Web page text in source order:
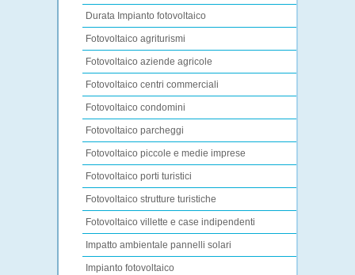
Durata Impianto fotovoltaico
Fotovoltaico agriturismi
Fotovoltaico aziende agricole
Fotovoltaico centri commerciali
Fotovoltaico condomini
Fotovoltaico parcheggi
Fotovoltaico piccole e medie imprese
Fotovoltaico porti turistici
Fotovoltaico strutture turistiche
Fotovoltaico villette e case indipendenti
Impatto ambientale pannelli solari
Impianto fotovoltaico